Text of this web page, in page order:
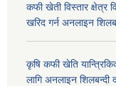
कफी खेती विस्तार क्षेत्र
खरिद गर्न अनलाइन
कृषि कफी खेति
लागि अनलाइन शिलबन्दी